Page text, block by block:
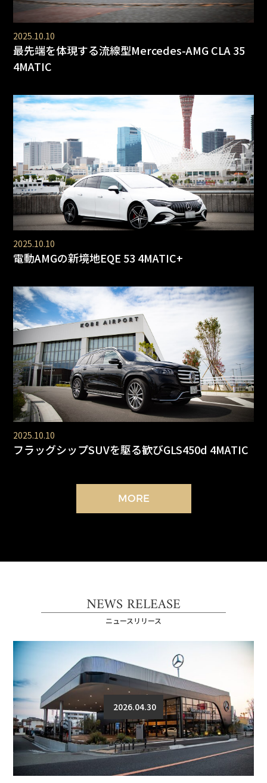
2025.10.10
最先端を体現する流線型Mercedes-AMG CLA 35
4MATIC
2025.10.10
電動AMGの新境地EQE 53 4MATIC+
2025.10.10
フラッグシップSUVを駆る歓びGLS450d 4MATIC
MORE
NEWS RELEASE
ニュースリリース
2026.04.30